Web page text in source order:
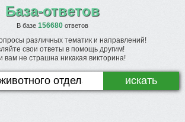
База-ответов
В базе 156680ответов
различных тематик и направлений!
свои ответы в помощь другим!
вам не страшна никакая викторина!